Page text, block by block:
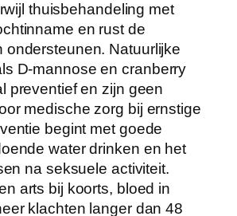
thuisbehandeling met
en rust de
ondersteunen. Natuurlijke
D-mannose en cranberry
preventief en zijn geen
medische zorg bij ernstige
begint met goede
water drinken en het
na seksuele activiteit.
arts bij koorts, bloed in
klachten langer dan 48